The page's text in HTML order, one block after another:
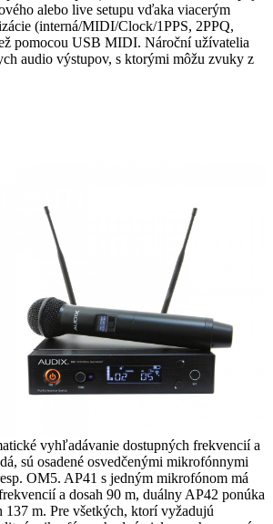
alebo live setupu vďaka viacerým
(interná/MIDI/Clock/1PPS, 2PPQ,
pomocou USB MIDI. Nároční užívatelia
audio výstupov, s ktorými môžu zvuky z
vyhľadávanie dostupných frekvencií a
sú osadené osvedčenými mikrofónnymi
OM5. AP41 s jedným mikrofónom má
a dosah 90 m, duálny AP42 ponúka
137 m. Pre všetkých, ktorí vyžadujú